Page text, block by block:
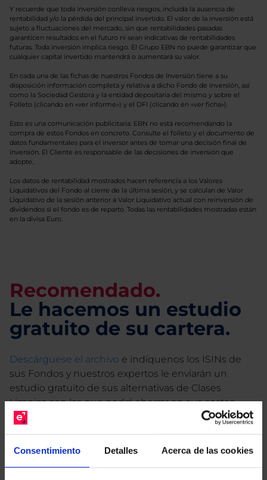
Consentimiento Detalles Acerca de las cookies
Y recuerde que toda inversión conlleva riesgos, incluida la ausencia de
rentabilidad y/o la pérdida del principal invertido. El valor de la inversión está
sujeto a fluctuaciones del mercado, sin que rentabilidades pasadas
garanticen resultados en el futuro ni sean indicativas de rentabilidades
futuras. Toda inversión implica riesgo. El Grupo EBN no puede garantizar que
cualquier capital invertido mantendrá o aumentará su valor.
En cada una de las fichas de nuestros Fondos de Inversión tiene a su
disposición información completa y relativa a dicho Fondo de Inversión, así
como la Sociedad Gestora y la entidad depositaria del mismo y sobre el
Folleto (clicando en «ver informe») y el DFI (clicando en «ver ficha»).
Esto es una comunicación publicitaria. EBN no está recomendando la
compra de estos Fondos en concreto. Consulte el folleto y el documento de
datos fundamentales para el inversor antes de tomar una decisión final de
inversión. El Cliente es responsable de las decisiones de inversión que
adopte.
Los datos de rentabilidad mostrados hacen referencia a los Valores
Liquidativos del Fondo al cierre de la última sesión, y se calculan de Valor
Liquidativo de la sesión anterior a Valor Liquidativo actual con reinversión de
dividendos si el fondo es de reparto. Todas las rentabilidades mostradas están
en la divisa Euro.
Recomendado.
Le hacemos un estudio
gratuito de su cartera.
Descárguese el archivo e indíquenos los ISINs de
sus Fondos y nuestros expertos le enviarán un
estudio gratuito de sus alternativas de Clases
Limpias con las que podrá ahorrar en sus costes.